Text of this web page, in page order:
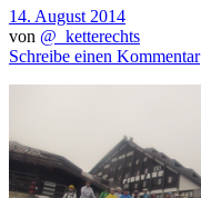
14. August 2014
von @_ketterechts
Schreibe einen Kommentar